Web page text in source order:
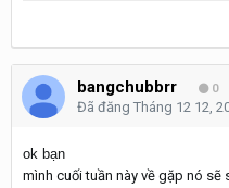
bangchubbrr 0
Đã đăng Tháng 12 12,
ok bạn
mình cuối tuần này về gặp nó sẽ